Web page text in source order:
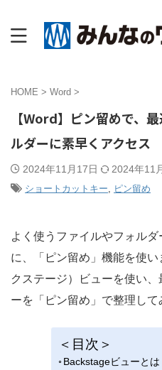
HOME > Word >
【Word】ピン留めで、
ルダーに素早くアクセス
2024年11月17日 2024年11
ショートカットキー, ピン留め
よく使うファイルやフォル
に、「ピン留め」機能を使
クステージ）ビューを使い
ーを「ピン留め」で整理して
＜目次＞
Backstageビューとは